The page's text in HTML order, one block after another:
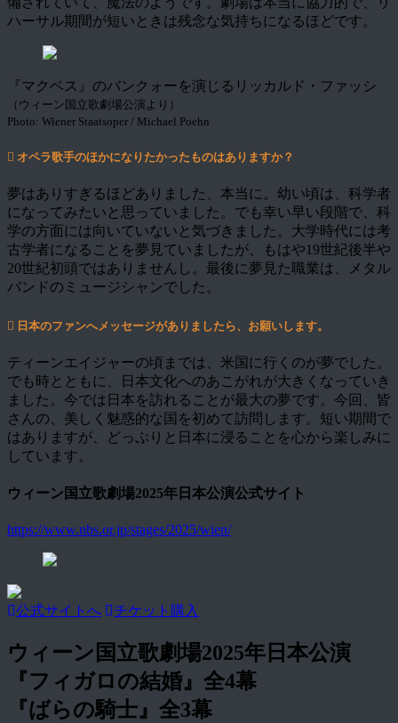
ハーサル期間が短いときは残念な気持ちになるほどです。
『マクベス』のバンクォーを演じるリッカルド・ファッシ
（ウィーン国立歌劇場公演より）
Photo: Wiener Staatsoper / Michael Poehn
オペラ歌手のほかになりたかったものはありますか？
夢はありすぎるほどありました、本当に。幼い頃は、科学者
になってみたいと思っていました。でも幸い早い段階で、科
学の方面には向いていないと気づきました。大学時代には考
古学者になることを夢見ていましたが、もはや19世紀後半や
20世紀初頭ではありませんし。最後に夢見た職業は、メタル
バンドのミュージシャンでした。
日本のファンへメッセージがありましたら、お願いします。
ティーンエイジャーの頃までは、米国に行くのが夢でした。
でも時とともに、日本文化へのあこがれが大きくなっていき
ました。今では日本を訪れることが最大の夢です。今回、皆
さんの、美しく魅惑的な国を初めて訪問します。短い期間で
はありますが、どっぷりと日本に浸ることを心から楽しみに
しています。
ウィーン国立歌劇場2025年日本公演公式サイト
https://www.nbs.or.jp/stages/2025/wien/
公式サイトへ チケット購入
ウィーン国立歌劇場2025年日本公演
『フィガロの結婚』全4幕
『ばらの騎士』全3幕